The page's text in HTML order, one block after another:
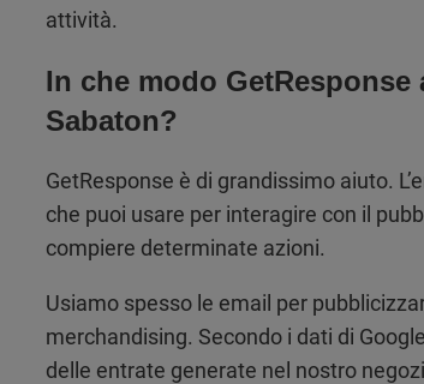
attività.
In che modo
Sabaton?
GetResponse è di grandissimo aiuto.
che puoi usare per interagire con il
compiere determinate azioni.
Usiamo spesso le email per
merchandising. Secondo i dati di
delle entrate generate nel nostro